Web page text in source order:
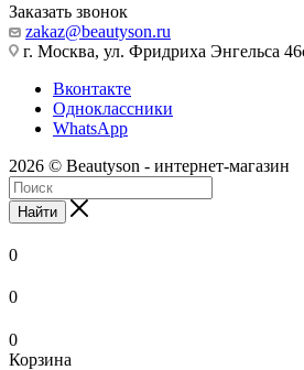
Заказать звонок
zakaz@beautyson.ru
г. Москва, ул. Фридриха Энгельса
Вконтакте
Одноклассники
WhatsApp
2026 © Beautyson - интернет-магазин
Найти
0
0
0
Корзина